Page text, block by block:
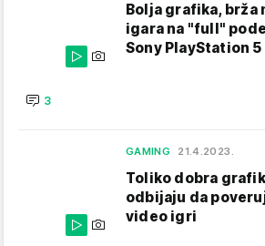
Bolja grafika, brža
igara na "full"
Sony PlayStation 5
3
GAMING 21.4.2023.
Toliko dobra
odbijaju da
video igri